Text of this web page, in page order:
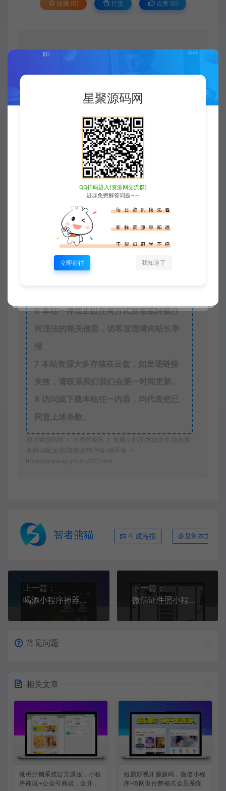
收藏 (0) 打赏 点赞 (0)
版权声明
本站素材解压密码：xjusou
本站永久网址：
https://www.xjuym.cn
本站内发布的一切内容仅限用于学习和
研究，禁止用于商业或非法用途。如有侵
权，请联系站长QQ3896976069
本站非盈利性网站，所有付费功能，均
为用户为本站捐赠打赏，本站不贩卖任何
本站一切内容不代表本站立场，并不代
6本站一律禁止以任何方式发布或转载任
何违法的相关信息，访客发现请向站长举
报
7 本站资源大多存储在云盘，如发现链接
失效，请联系我们我们会第一时间更新。
8 访问或下载本站任一内容，均代表您已
同意上述条款。
星聚源码网 小程序源码
跑腿小程序/智能派单/系统派
单/同城配送/校园跑腿/用户端+骑手端
https://www.xjuym.cn/557.html
智者熊猫 生成海报 复制本文链接
上一篇：
喝酒小程序神器流量主修复头像源码
下一篇：
微信证件照小程序源码
常见问题
相关文章
微橙分销系统官方原版，小程
序商城+公众号商城，全开源
短剧影视开源源码，微信小程
序H5网页付费模式会员系统
星聚源码网
QQ扫码进入[资源网交流群]
进群免费解答问题~～
立即前往 我知道了